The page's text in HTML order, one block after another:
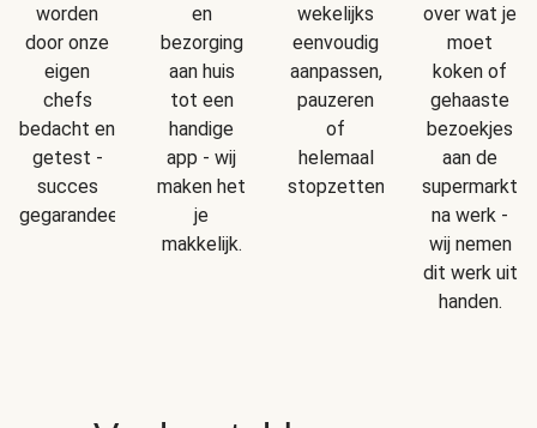
worden
door onze
eigen
chefs
bedacht en
getest -
succes
gegarandeerd!
en
bezorging
aan huis
tot een
handige
app - wij
maken het
je
makkelijk.
wekelijks
eenvoudig
aanpassen,
pauzeren
of
helemaal
stopzetten.
over wat je
moet
koken of
gehaaste
bezoekjes
aan de
supermarkt
na werk -
wij nemen
dit werk uit
handen.